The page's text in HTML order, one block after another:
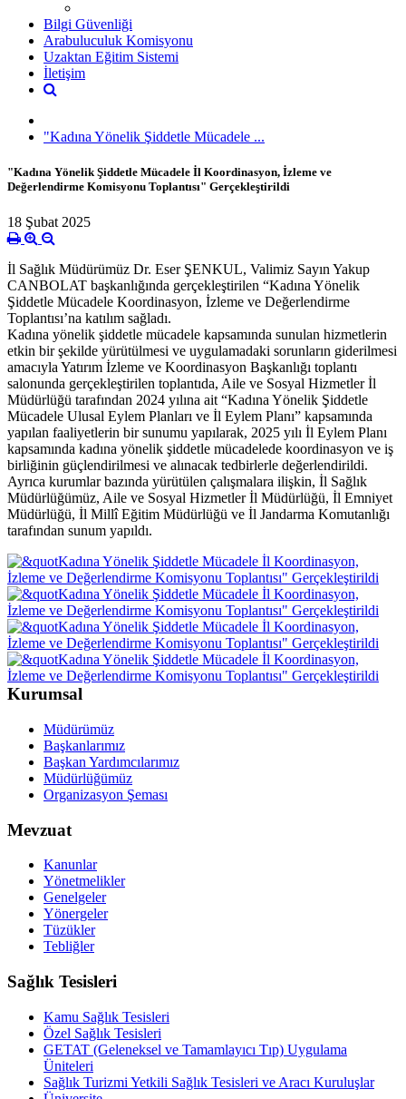
Bilgi Güvenliği
Arabuluculuk Komisyonu
Uzaktan Eğitim Sistemi
İletişim
"Kadına Yönelik Şiddetle Mücadele ...
"Kadına Yönelik Şiddetle Mücadele İl Koordinasyon, İzleme ve
Değerlendirme Komisyonu Toplantısı" Gerçekleştirildi
18 Şubat 2025
İl Sağlık Müdürümüz Dr. Eser ŞENKUL, Valimiz Sayın Yakup
CANBOLAT başkanlığında gerçekleştirilen “Kadına Yönelik
Şiddetle Mücadele Koordinasyon, İzleme ve Değerlendirme
Toplantısı’na katılım sağladı.
Kadına yönelik şiddetle mücadele kapsamında sunulan hizmetlerin
etkin bir şekilde yürütülmesi ve uygulamadaki sorunların giderilmesi
amacıyla Yatırım İzleme ve Koordinasyon Başkanlığı toplantı
salonunda gerçekleştirilen toplantıda, Aile ve Sosyal Hizmetler İl
Müdürlüğü tarafından 2024 yılına ait “Kadına Yönelik Şiddetle
Mücadele Ulusal Eylem Planları ve İl Eylem Planı” kapsamında
yapılan faaliyetlerin bir sunumu yapılarak, 2025 yılı İl Eylem Planı
kapsamında kadına yönelik şiddetle mücadelede koordinasyon ve iş
birliğinin güçlendirilmesi ve alınacak tedbirlerle değerlendirildi.
Ayrıca kurumlar bazında yürütülen çalışmalara ilişkin, İl Sağlık
Müdürlüğümüz, Aile ve Sosyal Hizmetler İl Müdürlüğü, İl Emniyet
Müdürlüğü, İl Millî Eğitim Müdürlüğü ve İl Jandarma Komutanlığı
tarafından sunum yapıldı.
Kurumsal
Müdürümüz
Başkanlarımız
Başkan Yardımcılarımız
Müdürlüğümüz
Organizasyon Şeması
Mevzuat
Kanunlar
Yönetmelikler
Genelgeler
Yönergeler
Tüzükler
Tebliğler
Sağlık Tesisleri
Kamu Sağlık Tesisleri
Özel Sağlık Tesisleri
GETAT (Geleneksel ve Tamamlayıcı Tıp) Uygulama
Üniteleri
Sağlık Turizmi Yetkili Sağlık Tesisleri ve Aracı Kuruluşlar